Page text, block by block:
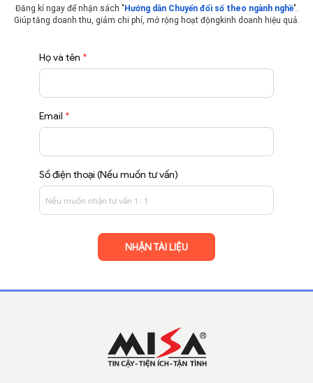
Đăng kí ngay để nhận sách " Hướng dẫn Chuyển đổi số theo ngành nghề".
Giúp tăng doanh thu, giảm chi phí, mở rộng hoạt động kinh doanh hiệu quả.
Họ và tên *
Email *
Số điện thoại (Nếu muốn tư vấn)